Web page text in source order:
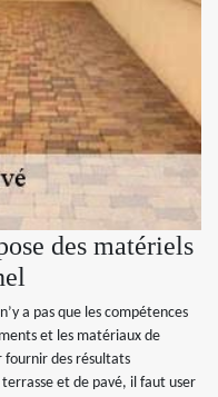
des matériels
a pas que les compétences
et les matériaux de
fournir des résultats
et de pavé, il faut user